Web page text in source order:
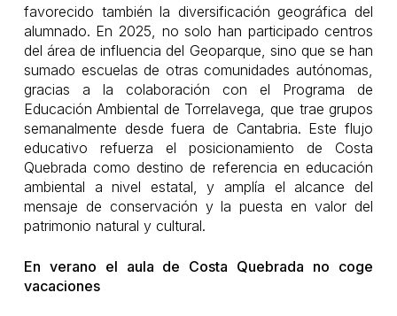
favorecido también la diversificación geográfica del
alumnado. En 2025, no solo han participado centros
del área de influencia del Geoparque, sino que se han
sumado escuelas de otras comunidades autónomas,
gracias a la colaboración con el Programa de
Educación Ambiental de Torrelavega, que trae grupos
semanalmente desde fuera de Cantabria. Este flujo
educativo refuerza el posicionamiento de Costa
Quebrada como destino de referencia en educación
ambiental a nivel estatal, y amplía el alcance del
mensaje de conservación y la puesta en valor del
patrimonio natural y cultural.
En verano el aula de Costa Quebrada no coge
vacaciones